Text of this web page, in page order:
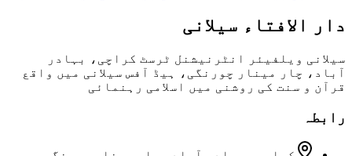
دار الافتاء سیلانی
سیلانی ویلفیئر انٹرنیشنل ٹرسٹ کراچی، بہادر
آباد، چار مینار چورنگی، ہیڈ آفس سیلانی میں واقع
قرآن و سنت کی روشنی میں اسلامی رہنمائی
رابطہ